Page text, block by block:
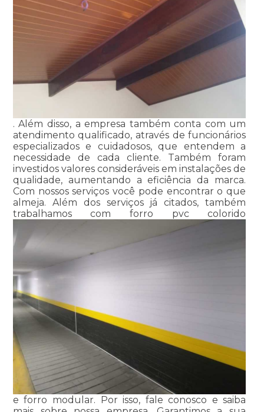
. Além disso, a empresa também conta com um
atendimento qualificado, através de funcionários
especializados e cuidadosos, que entendem a
necessidade de cada cliente. Também foram
investidos valores consideráveis em instalações de
qualidade, aumentando a eficiência da marca.
Com nossos serviços você pode encontrar o que
almeja. Além dos serviços já citados, também
trabalhamos com forro pvc colorido
e forro modular. Por isso, fale conosco e saiba